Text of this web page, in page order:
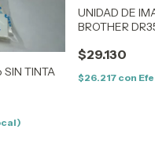
TINTA
UNIDAD DE
BROTHER
$29.130
$26.217 con